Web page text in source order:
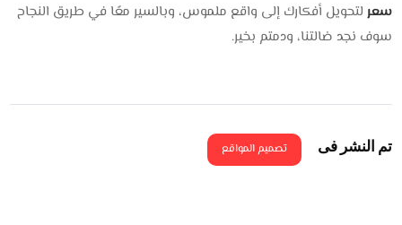
سعر لتحويل أفكارك إلى واقع ملموس، وبالسير معًا في طريق النجاح
سوف نجد ضالتنا، ودمتم بخير.
تم النشر فى تصميم المواقع